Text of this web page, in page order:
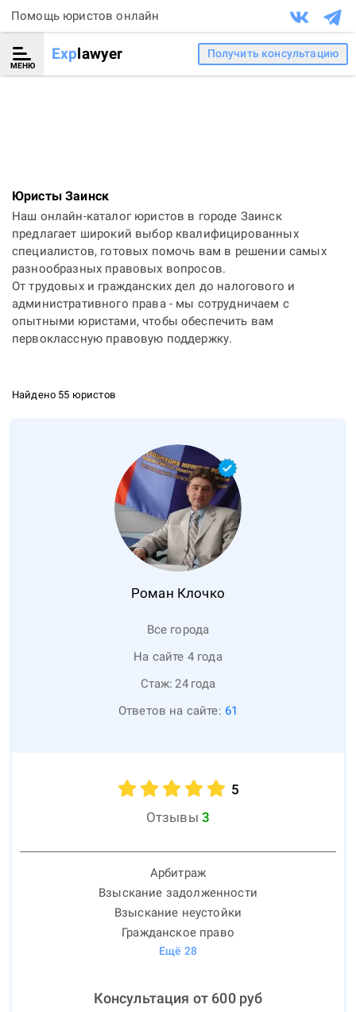
Помощь юристов онлайн
МЕНЮ
Explawyer Получить консультацию
Юристы Заинск
Наш онлайн-каталог юристов в городе Заинск
предлагает широкий выбор квалифицированных
специалистов, готовых помочь вам в решении самых
разнообразных правовых вопросов.
От трудовых и гражданских дел до налогового и
административного права - мы сотрудничаем с
опытными юристами, чтобы обеспечить вам
первоклассную правовую поддержку.
Найдено 55 юристов
Роман Клочко
Все города
На сайте 4 года
Стаж: 24 года
Ответов на сайте: 61
5
Отзывы 3
Арбитраж
Взыскание задолженности
Взыскание неустойки
Гражданское право
Ещё 28
Консультация от 600руб